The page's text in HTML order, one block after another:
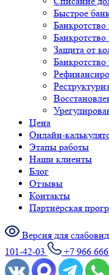
Быстрое
Защита от
Банкротство
Цена
Онлайн-
Этапы работы
Наши клиенты
Блог
Отзывы
Контакты
Партнёрская
Версия для
101-42-03
+7 966